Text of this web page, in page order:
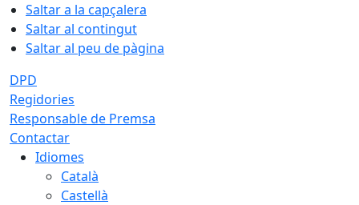
Saltar a la capçalera
Saltar al contingut
Saltar al peu de pàgina
DPD
Regidories
Responsable de Premsa
Contactar
Idiomes
Català
Castellà